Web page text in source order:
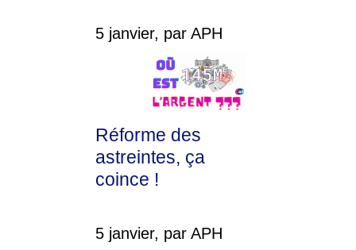
5 janvier, par APH
Réforme des
astreintes, ça
coince !
5 janvier, par APH